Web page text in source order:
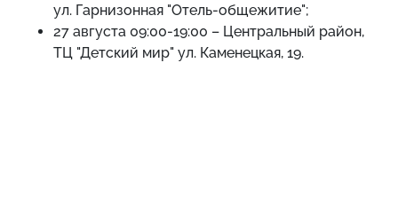
ул. Гарнизонная "Отель-общежитие";
27 августа 09:00-19:00 – Центральный район,
ТЦ "Детский мир" ул. Каменецкая, 19.